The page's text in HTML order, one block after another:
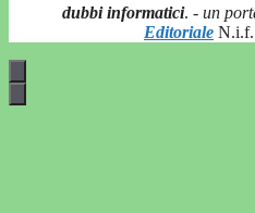
dubbi informatici. - un
Editoriale